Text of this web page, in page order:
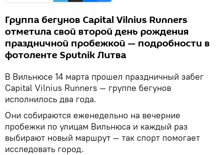
Группа бегунов Сapital Vilnius Runners
отметила свой второй день рождения
праздничной пробежкой — подробности в
фотоленте Sputnik Литва
В Вильнюсе 14 марта прошел праздничный забег
Сapital Vilnius Runners — группе бегунов
исполнилось два года.
Они собираются еженедельно на вечерние
пробежки по улицам Вильнюса и каждый раз
выбирают новый маршрут — так спорт помогает
исследовать город.